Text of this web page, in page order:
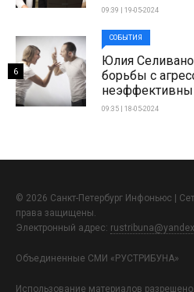
09:39 | 19-05-2024
СОБЫТИЯ
Юлия
борьбы с
неэффективны
09:35 | 18-05-2024
6
© 2026 Санкт-Петербург Инфоньюс |
права защищены.
Электронный адрес:
Объединенные СМИ «РУСТРИБУНА»
Использование материалов разрешено